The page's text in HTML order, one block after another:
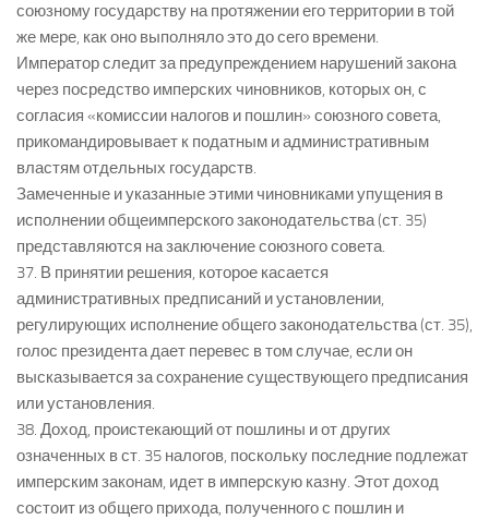
союзному государству на протяжении его территории в той
же мере, как оно выполняло это до сего времени.
Император следит за предупреждением нарушений закона
через посредство имперских чиновников, которых он, с
согласия «комиссии налогов и пошлин» союзного совета,
прикомандировывает к податным и административным
властям отдельных государств.
Замеченные и указанные этими чиновниками упущения в
исполнении общеимперского законодательства (ст. 35)
представляются на заключение союзного совета.
37. В принятии решения, которое касается
административных предписаний и установлении,
регулирующих исполнение общего законодательства (ст. 35),
голос президента дает перевес в том случае, если он
высказывается за сохранение существующего предписания
или установления.
38. Доход, проистекающий от пошлины и от других
означенных в ст. 35 налогов, поскольку последние подлежат
имперским законам, идет в имперскую казну. Этот доход
состоит из общего прихода, полученного с пошлин и